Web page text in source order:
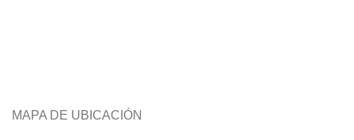
MAPA DE UBICACIÓN